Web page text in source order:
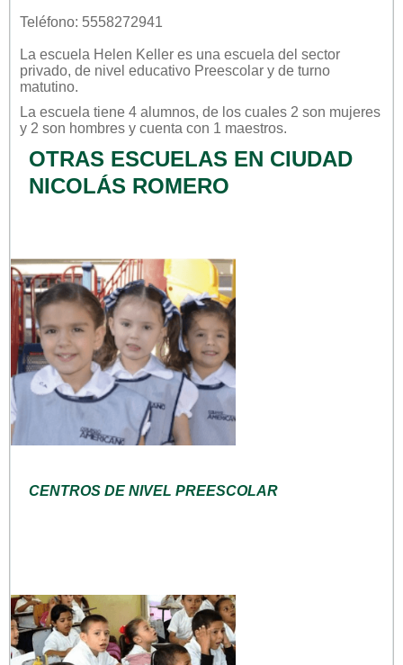
Teléfono: 5558272941
La escuela Helen Keller es una escuela del sector
privado, de nivel educativo Preescolar y de turno
matutino.
La escuela tiene 4 alumnos, de los cuales 2 son mujeres
y 2 son hombres y cuenta con 1 maestros.
OTRAS ESCUELAS EN CIUDAD
NICOLÁS ROMERO
CENTROS DE NIVEL PREESCOLAR